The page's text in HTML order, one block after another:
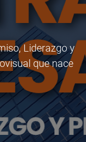
Liderazgo y
que nace